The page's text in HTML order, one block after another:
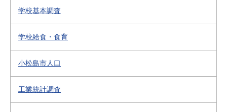
学校基本調査
学校給食・食育
小松島市人口
工業統計調査